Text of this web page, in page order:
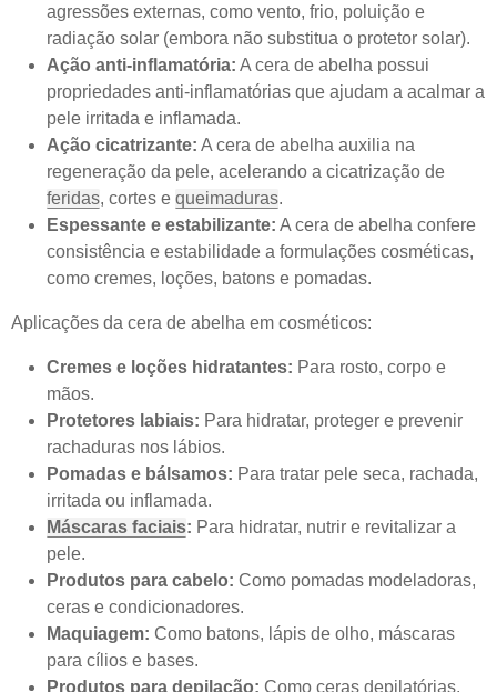
agressões externas, como vento, frio, poluição e
radiação solar (embora não substitua o protetor solar).
Ação anti-inflamatória: A cera de abelha possui
propriedades anti-inflamatórias que ajudam a acalmar a
pele irritada e inflamada.
Ação cicatrizante: A cera de abelha auxilia na
regeneração da pele, acelerando a cicatrização de
feridas, cortes e queimaduras.
Espessante e estabilizante: A cera de abelha confere
consistência e estabilidade a formulações cosméticas,
como cremes, loções, batons e pomadas.
Aplicações da cera de abelha em cosméticos:
Cremes e loções hidratantes: Para rosto, corpo e
mãos.
Protetores labiais: Para hidratar, proteger e prevenir
rachaduras nos lábios.
Pomadas e bálsamos: Para tratar pele seca, rachada,
irritada ou inflamada.
Máscaras faciais: Para hidratar, nutrir e revitalizar a
pele.
Produtos para cabelo: Como pomadas modeladoras,
ceras e condicionadores.
Maquiagem: Como batons, lápis de olho, máscaras
para cílios e bases.
Produtos para depilação: Como ceras depilatórias.